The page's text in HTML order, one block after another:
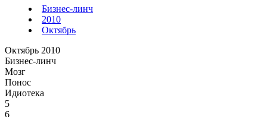
Бизнес-линч
2010
Октябрь
Октябрь 2010
Бизнес-линч
Мозг
Понос
Идиотека
5
6